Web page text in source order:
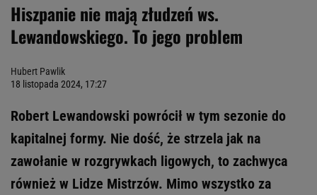
Hiszpanie nie mają złudzeń ws.
Lewandowskiego. To jego problem
Hubert Pawlik
18 listopada 2024, 17:27
Robert Lewandowski powrócił w tym sezonie do
kapitalnej formy. Nie dość, że strzela jak na
zawołanie w rozgrywkach ligowych, to zachwyca
również w Lidze Mistrzów. Mimo wszystko za